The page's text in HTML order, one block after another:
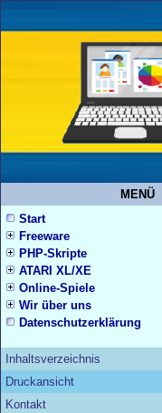
MENÜ
Start
Freeware
PHP-Skripte
ATARI XL/XE
Online-Spiele
Wir über uns
Datenschutzerklärung
Inhaltsverzeichnis
Druckansicht
Kontakt